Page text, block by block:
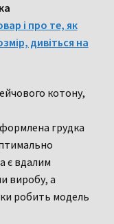
і про те, як
дивіться на
котону,
грудка
є вдалим
виробу, а
робить модель